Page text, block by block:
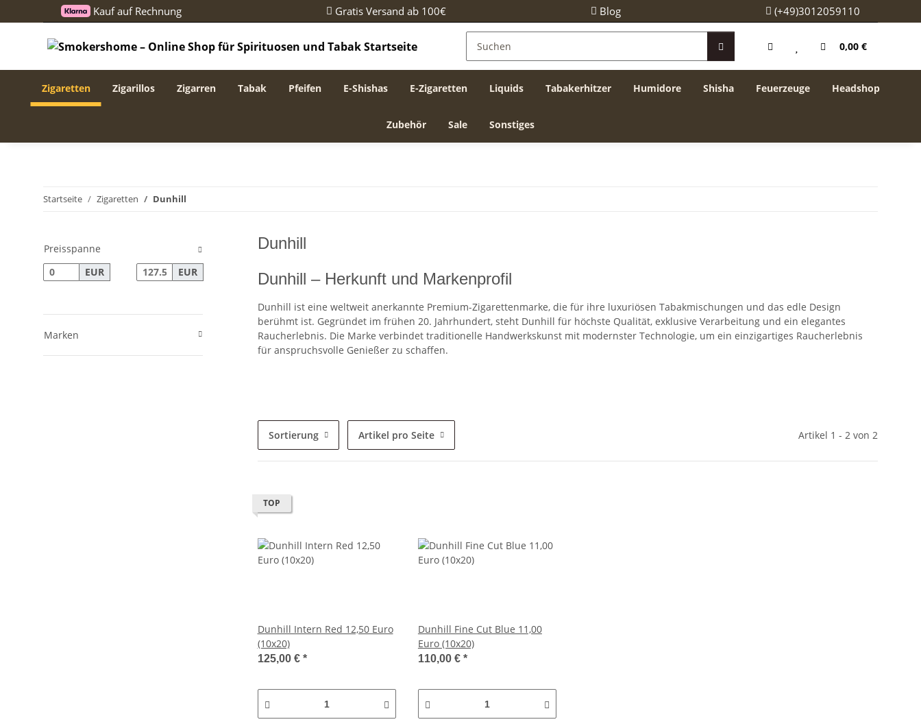
Kauf auf Rechnung Gratis Versand ab 100€ Blog (+49)3012059110
0,00 €
Zigaretten Zigarillos Zigarren Tabak Pfeifen E-Shishas E-Zigaretten Liquids Tabakerhitzer Humidore Shisha Feuerzeuge Headshop
Zubehör Sale Sonstiges
Startseite Zigaretten Dunhill
Dunhill
Dunhill – Herkunft und Markenprofil
Dunhill ist eine weltweit anerkannte Premium-Zigarettenmarke, die für ihre luxuriösen Tabakmischungen und das edle Design
berühmt ist. Gegründet im frühen 20. Jahrhundert, steht Dunhill für höchste Qualität, exklusive Verarbeitung und ein elegantes
Raucherlebnis. Die Marke verbindet traditionelle Handwerkskunst mit modernster Technologie, um ein einzigartiges Raucherlebnis
für anspruchsvolle Genießer zu schaffen.
Sortierung Artikel pro Seite Artikel 1 - 2 von 2
TOP
Dunhill Intern Red 12,50 Euro
(10x20)
125,00 € *
Dunhill Fine Cut Blue 11,00
Euro (10x20)
110,00 € *
Preisspanne
EUR
EUR
Marken